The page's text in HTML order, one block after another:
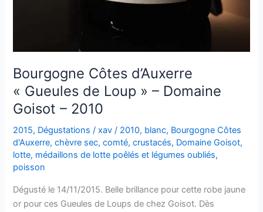
Bourgogne Côtes d’Auxerre
« Gueules de Loup » – Domaine
Goisot – 2010
2015, Dégustations /xav/ 2010, blanc, Bourgogne Côtes
d'Auxerre,chèvre sec,comté,crustacés, Domaine Goisot,
lotte, médaillons de lotte poêlés et légumes oubliés,
poisson
Dégusté le 14/11/2015. Belle brillance pour cette robe jaune
or pour ces Gueules de Loups de chez Goisot. Dès